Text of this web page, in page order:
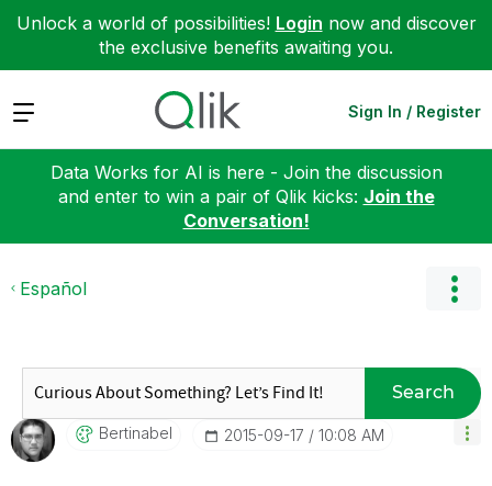
Unlock a world of possibilities! Login now and discover
the exclusive benefits awaiting you.
Expand Sign In / Register
Data Works for AI is here - Join the discussion
and enter to win a pair of Qlik kicks: Join the
Conversation!
Español
Search
Bertinabel ‎2015-09-17 10:08 AM